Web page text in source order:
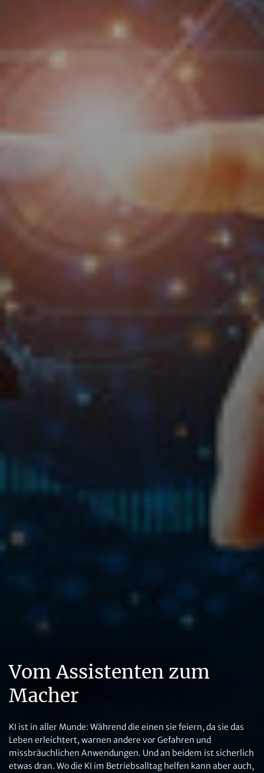
Vom Assistenten zum
Macher
KI ist in aller Munde: Während die einen sie feiern, da sie das
Leben erleichtert, warnen andere vor Gefahren und
missbräuchlichen Anwendungen. Und an beidem ist sicherlich
etwas dran. Wo die KI im Betriebsalltag helfen kann aber auch,